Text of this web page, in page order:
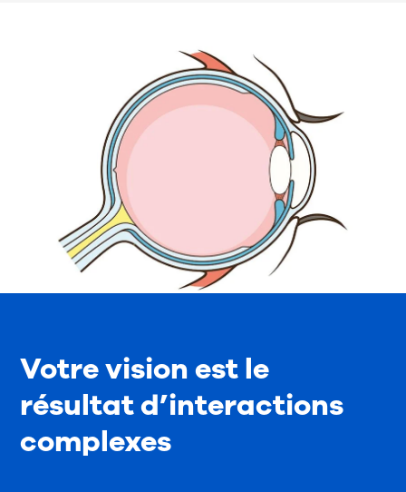
Votre vision est le
résultat d’interactions
complexes